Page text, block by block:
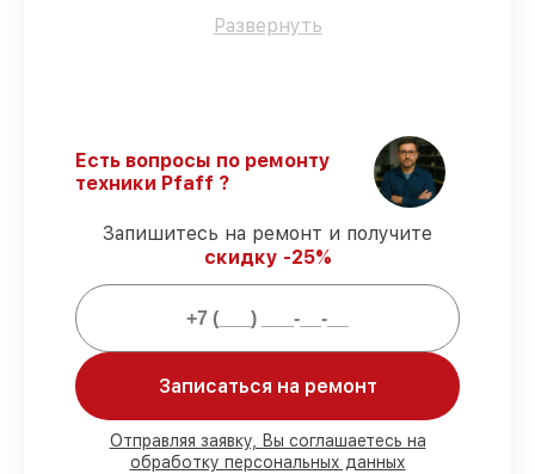
обучение и сертификация подтверждают
Официальная гарантия– сервис
проводится с соблюдением гарантийных
Гарантии сервиса на обслуживание
оверлоков:
работ выполняем в присутствии
владельца
90%
запчастей имеются в наличии,
остальные доступны в кратчайшие сроки
Фирменные детали и качественные
Развернуть
Есть вопросы по ремонту
техники Pfaff ?
Запишитесь на ремонт и получите
скидку -25%
Записаться на ремонт
Отправляя заявку, Вы соглашаетесь на
обработку персональных данных